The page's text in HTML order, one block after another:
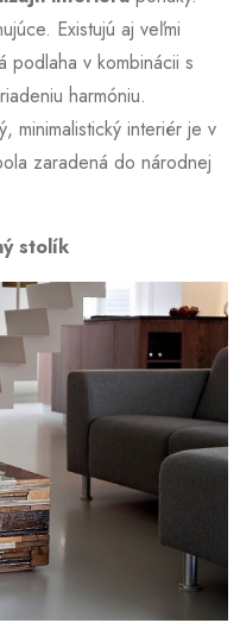
Existujú aj veľmi
podlaha v kombinácii s
harmóniu.
minimalistický interiér je v
zaradená do národnej
stolík